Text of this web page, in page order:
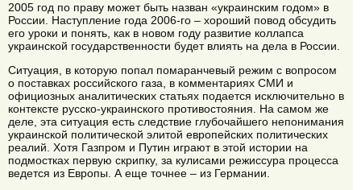
2005 год по праву может быть назван «украинским годом» в
России. Наступление года 2006-го – хороший повод обсудить
его уроки и понять, как в новом году развитие коллапса
украинской государственности будет влиять на дела в России.
Ситуация, в которую попал помаранчевый режим с вопросом
о поставках российского газа, в комментариях СМИ и
официозных аналитических статьях подается исключительно в
контексте русско-украинского противостояния. На самом же
деле, эта ситуация есть следствие глубочайшего непонимания
украинской политической элитой европейских политических
реалий. Хотя Газпром и Путин играют в этой истории на
подмостках первую скрипку, за кулисами режиссура процесса
ведется из Европы. А еще точнее – из Германии.